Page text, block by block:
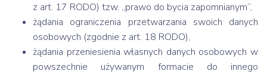
z art. 17 RODO) tzw. „prawo do bycia zapomnianym”,
żądania ograniczenia przetwarzania swoich danych
osobowych (zgodnie z art. 18 RODO),
żądania przeniesienia własnych danych osobowych w
powszechnie używanym formacie do innego